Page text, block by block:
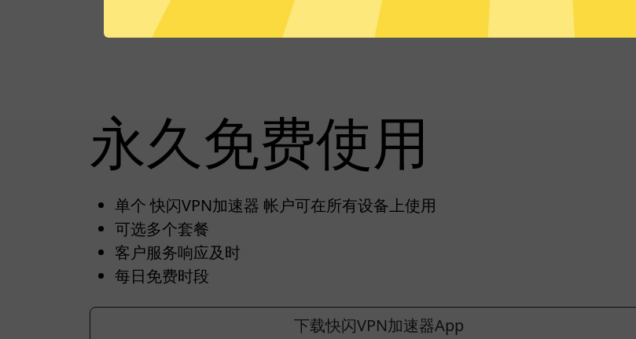
永久免费使用
单个 快闪VPN加速器 帐户可在所有设备上使用
可选多个套餐
客户服务响应及时
每日免费时段
下载快闪VPN加速器App